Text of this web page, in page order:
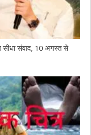
सीधा संवाद, 10 अगस्त से